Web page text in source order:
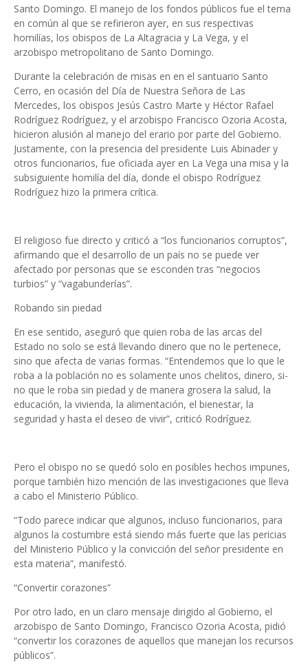
Santo Domingo. El manejo de los fondos pú­blicos fue el tema
en común al que se refirieron ayer, en sus respectivas
homilías, los obispos de La Altagracia y La Vega, y el
arzobispo me­tropolitano de Santo Do­mingo.
Durante la celebración de misas en en el santua­rio Santo
Cerro, en oca­sión del Día de Nuestra Señora de Las
Mercedes, los obispos Jesús Castro Marte y Héctor Rafael
Rodríguez Rodríguez, y el arzobispo Francis­co Ozoria Acosta,
hicie­ron alusión al manejo del erario por parte del Go­bierno.
Justamente, con la presencia del presiden­te Luis Abinader y
otros funcionarios, fue oficiada ayer en La Vega una misa y la
subsiguiente homilía del día, donde el obispo Rodríguez
Rodríguez hizo la primera crítica.
El religioso fue directo y cri­ticó a “los funcionarios co­rruptos”,
afirmando que el desarrollo de un país no se puede ver
afectado por per­sonas que se esconden tras “negocios
turbios” y “vaga­bunderías”.
Robando sin piedad
En ese sentido, aseguró que quien roba de las arcas del
Estado no solo se está lle­vando dinero que no le per­tenece,
sino que afecta de varias formas. “Entende­mos que lo que le
roba a la población no es solamen­te unos chelitos, dinero, si­
no que le roba sin piedad y de manera grosera la salud, la
educación, la vivienda, la alimentación, el bienestar, la
seguridad y hasta el de­seo de vivir”, criticó Rodrí­guez.
Pero el obispo no se quedó solo en posibles hechos im­punes,
porque también hi­zo mención de las investi­gaciones que lleva
a cabo el Ministerio Público.
“Todo parece indicar que algunos, incluso funciona­rios, para
algunos la cos­tumbre está siendo más fuerte que las pericias
del Ministerio Público y la con­vicción del señor presiden­te en
esta materia”, mani­festó.
“Convertir corazones”
Por otro lado, en un cla­ro mensaje dirigido al Go­bierno, el
arzobispo de Santo Domingo, Francisco Ozoria Acosta, pidió
“con­vertir los corazones de aquellos que manejan los recursos
públicos”.